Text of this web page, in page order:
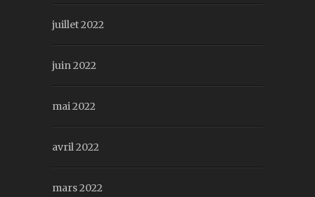
juillet 2022
juin 2022
mai 2022
avril 2022
mars 2022